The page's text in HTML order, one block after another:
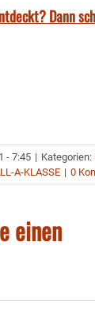
Dann
- 7:45 | Kategorien:
A-KLASSE | 0
einen